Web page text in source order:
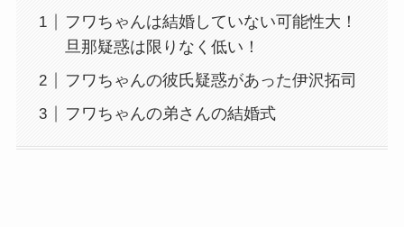
フワちゃんは結婚していない可能性大！
旦那疑惑は限りなく低い！
フワちゃんの彼氏疑惑があった伊沢拓司
フワちゃんの弟さんの結婚式